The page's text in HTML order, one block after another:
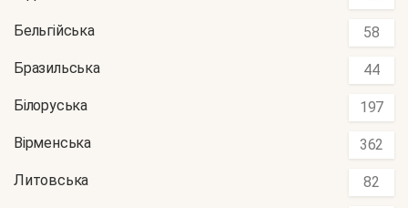
Бельгійська 58
Бразильська 44
Білоруська 197
Вірменська 362
Литовська 82